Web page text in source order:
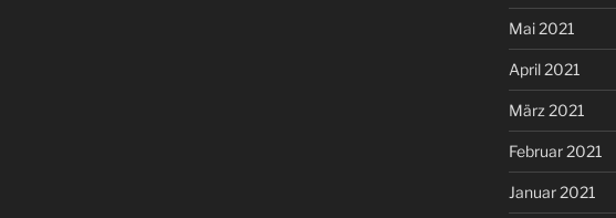
Mai 2021
April 2021
März 2021
Februar 2021
Januar 2021